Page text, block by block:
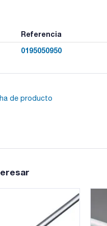
Referencia
0195050950
de producto